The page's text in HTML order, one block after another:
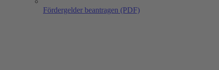
Fördergelder beantragen (PDF)